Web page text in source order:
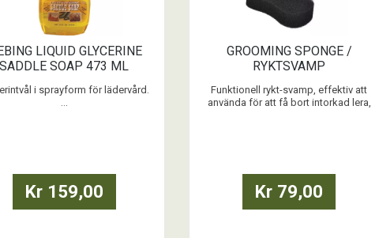
LIQUID GLYCERINE
SADDLE SOAP 473 ML
i sprayform för lädervård.
Kr 159,00
GROOMING SPONGE /
RYKTSVAMP
Funktionell rykt-svamp, effektiv att
använda för att få bort intorkad lera,
Levereras vakuumpackad och
expanderar till full storlek efter några
timmar.
Kr 79,00